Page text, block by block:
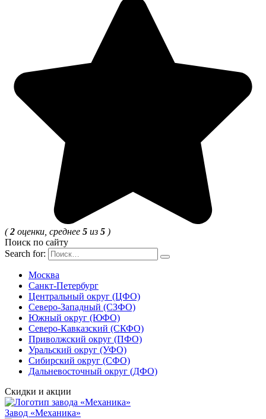
(2 оценки, среднее 5 из 5 )
Поиск по сайту
Search for:
Москва
Санкт-Петербург
Центральный округ (ЦФО)
Северо-Западный (СЗФО)
Южный округ (ЮФО)
Северо-Кавказский (СКФО)
Приволжский округ (ПФО)
Уральский округ (УФО)
Сибирский округ (СФО)
Дальневосточный округ (ДФО)
Скидки и акции
Завод «Механика»